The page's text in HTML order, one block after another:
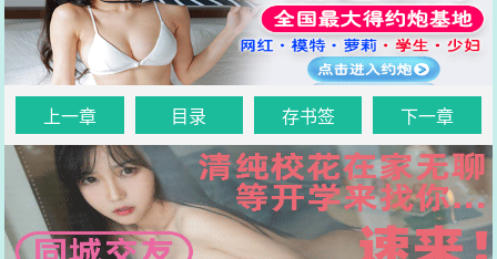
上一章 目录 存书签 下一章